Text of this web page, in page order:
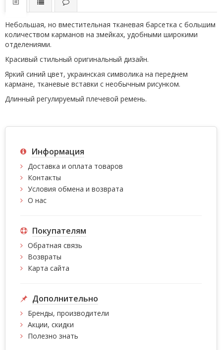
Небольшая, но вместительная тканевая барсетка с большим
количеством карманов на змейках, удобными широкими
отделениями.
Красивый стильный оригинальный дизайн.
Яркий синий цвет, украинская символика на переднем
кармане, тканевые вставки с необычным рисунком.
Длинный регулируемый плечевой ремень.
Информация
Доставка и оплата товаров
Контакты
Условия обмена и возврата
О нас
Покупателям
Обратная связь
Возвраты
Карта сайта
Дополнительно
Бренды, производители
Акции, скидки
Полезно знать